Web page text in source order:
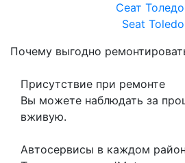
Seat Toledo
Почему выгодно
Присутствие при ремонте
Вы можете наблюдать за
вживую.
Автосервисы в каждом